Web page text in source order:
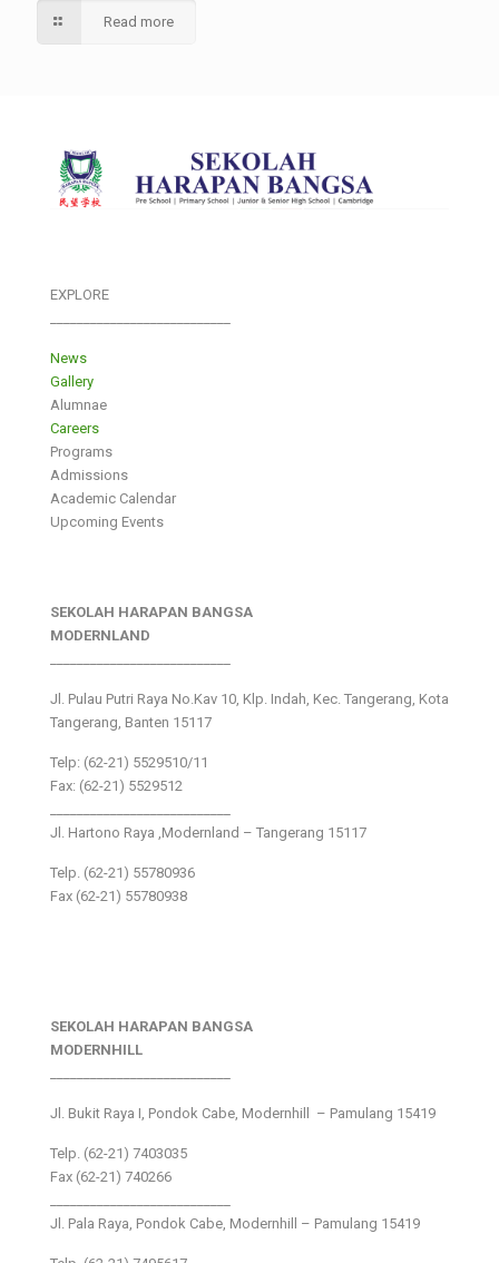
Read more
EXPLORE
News
Gallery
Alumnae
Careers
Programs
Admissions
Academic Calendar
Upcoming Events
SEKOLAH HARAPAN BANGSA
MODERNLAND
Jl. Pulau Putri Raya No.Kav 10, Klp. Indah, Kec. Tangerang, Kota
Tangerang, Banten 15117
Telp: (62-21) 5529510/11
Fax: (62-21) 5529512
Jl. Hartono Raya ,Modernland – Tangerang 15117
Telp. (62-21) 55780936
Fax (62-21) 55780938
SEKOLAH HARAPAN BANGSA
MODERNHILL
Jl. Bukit Raya I, Pondok Cabe, Modernhill – Pamulang 15419
Telp. (62-21) 7403035
Fax (62-21) 740266
Jl. Pala Raya, Pondok Cabe, Modernhill – Pamulang 15419